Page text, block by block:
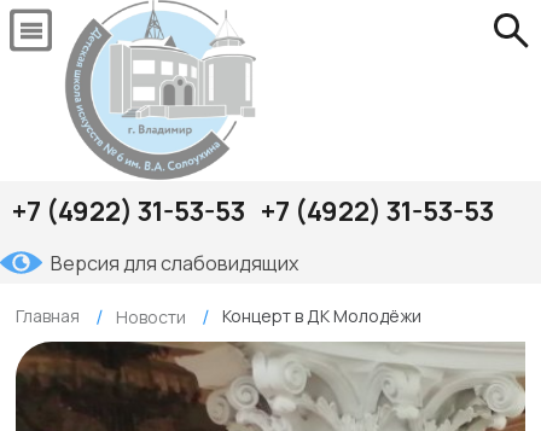
+7 (4922) 31-53-53 +7 (4922) 31-53-53
Версия для слабовидящих
Главная Новости Концерт в ДК Молодёжи